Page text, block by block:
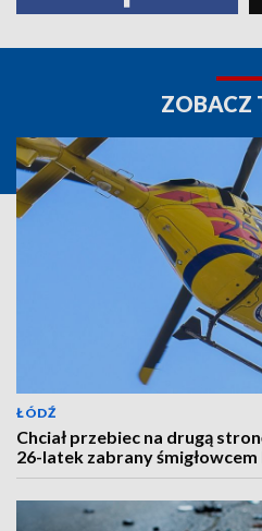
ZOBACZ
ŁÓDŹ
Chciał przebiec na drugą
26-latek zabrany śmigłowcem